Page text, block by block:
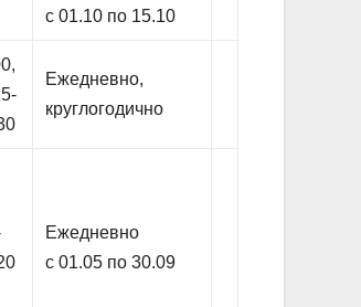
с 01.10 по 15.10
Ежедневно,
круглогодично
Ежедневно
с 01.05 по 30.09